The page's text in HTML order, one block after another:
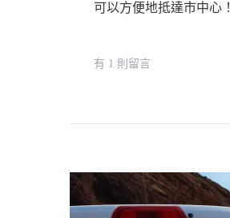
可以方便地抵達市中心！
在
交
通
有 1 則留言